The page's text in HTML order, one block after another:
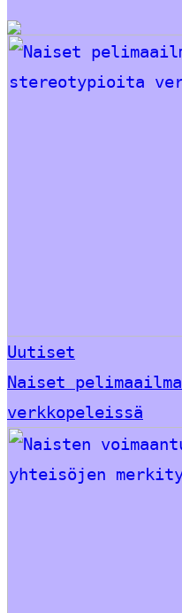
Uutiset
Naiset
verkkopeleissä